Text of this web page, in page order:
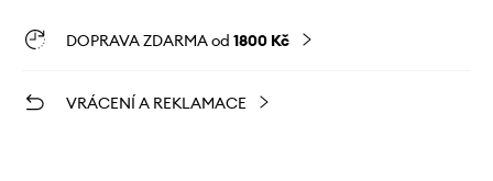
DOPRAVA ZDARMA od 1800 Kč
VRÁCENÍ A REKLAMACE